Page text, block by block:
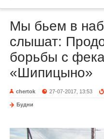
Мы бьем в
слышат:
борьбы с
«Шипицыно»
chertok 27-07-2017, 13:53
Будни